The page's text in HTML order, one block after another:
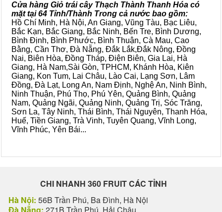
Cửa hàng Giỏ trái cây Thạch Thành Thanh Hóa có
mặt tại 64 Tỉnh/Thành Trong cả nước bao gồm:
Hồ Chí Minh, Hà Nội, An Giang, Vũng Tàu, Bạc Liêu,
Bắc Kạn, Bắc Giang, Bắc Ninh, Bến Tre, Bình Dương,
Bình Định, Bình Phước, Bình Thuận, Cà Mau, Cao
Bằng, Cần Thơ, Đà Nẵng, Đắk Lắk,Đắk Nông, Đồng
Nai, Biên Hòa, Đồng Tháp, Điện Biên, Gia Lai, Hà
Giang, Hà Nam,Sài Gòn, TPHCM, Khánh Hòa, Kiên
Giang, Kon Tum, Lai Châu, Lào Cai, Lạng Sơn, Lâm
Đồng, Đà Lạt, Long An, Nam Định, Nghệ An, Ninh Bình,
Ninh Thuận, Phú Thọ, Phú Yên, Quảng Bình, Quảng
Nam, Quảng Ngãi, Quảng Ninh, Quảng Trị, Sóc Trăng,
Sơn La, Tây Ninh, Thái Bình, Thái Nguyên, Thanh Hóa,
Huế, Tiền Giang, Trà Vinh, Tuyên Quang, Vĩnh Long,
Vĩnh Phúc, Yên Bái...
CHI NHANH 360 FRUIT CÁC TỈNH
Hà Nội: 56B Trần Phú, Ba Đình, Hà Nội